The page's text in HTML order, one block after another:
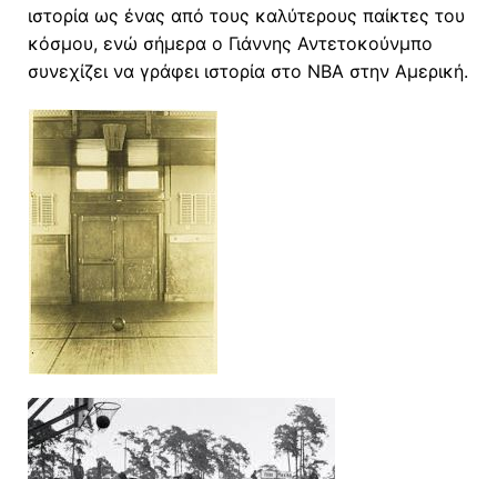
ιστορία ως ένας από τους καλύτερους παίκτες του
κόσμου, ενώ σήμερα ο Γιάννης Αντετοκούνμπο
συνεχίζει να γράφει ιστορία στο NBA στην Αμερική.